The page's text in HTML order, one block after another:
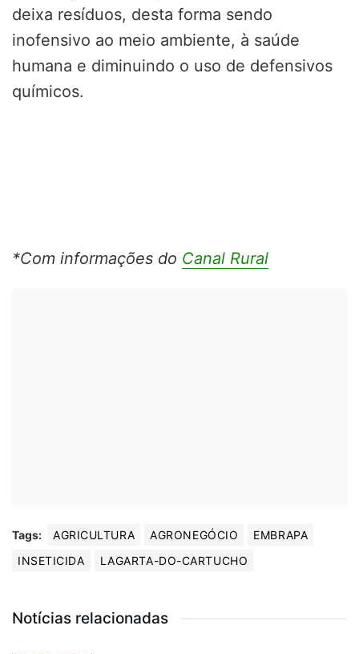
deixa resíduos, desta forma sendo
inofensivo ao meio ambiente, à saúde
humana e diminuindo o uso de defensivos
químicos.
*Com informações do Canal Rural
Tags: AGRICULTURA AGRONEGÓCIO
EMBRAPA
INSETICIDA
LAGARTA-DO-CARTUCHO
Notícias relacionadas